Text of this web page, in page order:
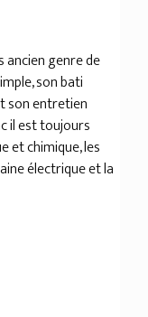
ancien genre de
son bati
son entretien
il est toujours
et chimique, les
électrique et la